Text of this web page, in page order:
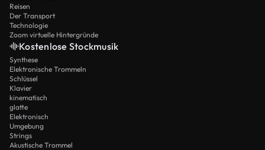
Reisen
Der Transport
Technologie
Zoom virtuelle Hintergründe
Kostenlose Stockmusik
Synthese
Elektronische Trommeln
Schlüssel
Klavier
kinematisch
glatte
Elektronisch
Umgebung
Strings
Akustische Trommel